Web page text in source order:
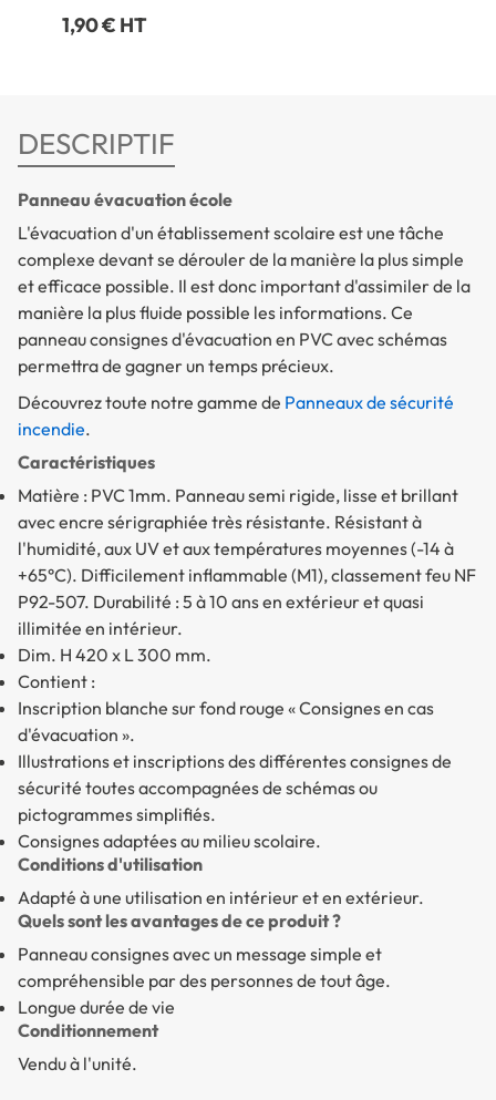
1,90 € HT
DESCRIPTIF
Panneau évacuation école
L'évacuation d'un établissement scolaire est une tâche
complexe devant se dérouler de la manière la plus simple
et efficace possible. Il est donc important d'assimiler de la
manière la plus fluide possible les informations. Ce
panneau consignes d'évacuation en PVC avec schémas
permettra de gagner un temps précieux.
Découvrez toute notre gamme de Panneaux de sécurité
incendie.
Caractéristiques
Matière : PVC 1mm. Panneau semi rigide, lisse et brillant
avec encre sérigraphiée très résistante. Résistant à
l'humidité, aux UV et aux températures moyennes (-14 à
+65°C). Difficilement inflammable (M1), classement feu NF
P92-507. Durabilité : 5 à 10 ans en extérieur et quasi
illimitée en intérieur.
Dim. H 420 x L 300 mm.
Contient :
Inscription blanche sur fond rouge « Consignes en cas
d'évacuation ».
Illustrations et inscriptions des différentes consignes de
sécurité toutes accompagnées de schémas ou
pictogrammes simplifiés.
Consignes adaptées au milieu scolaire.
Conditions d'utilisation
Adapté à une utilisation en intérieur et en extérieur.
Quels sont les avantages de ce produit ?
Panneau consignes avec un message simple et
compréhensible par des personnes de tout âge.
Longue durée de vie
Conditionnement
Vendu à l'unité.